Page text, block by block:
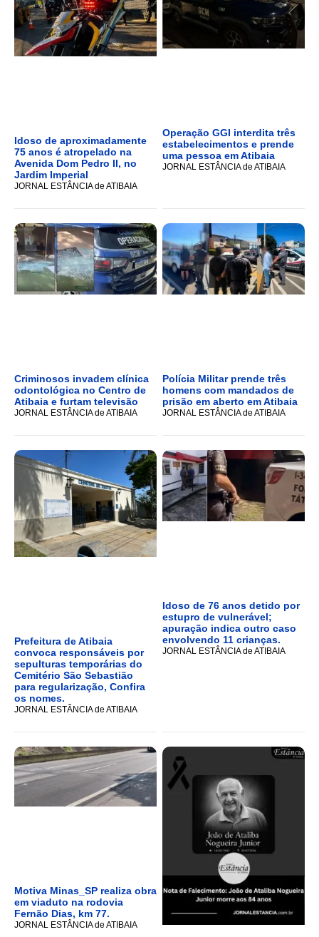
Idoso de aproximadamente
75 anos é atropelado na
Avenida Dom Pedro II, no
Jardim Imperial
JORNAL ESTÂNCIA de ATIBAIA
Operação GGI interdita três
estabelecimentos e prende
uma pessoa em Atibaia
JORNAL ESTÂNCIA de ATIBAIA
Criminosos invadem clínica
odontológica no Centro de
Atibaia e furtam televisão
JORNAL ESTÂNCIA de ATIBAIA
Polícia Militar prende três
homens com mandados de
prisão em aberto em Atibaia
JORNAL ESTÂNCIA de ATIBAIA
Prefeitura de Atibaia
convoca responsáveis por
sepulturas temporárias do
Cemitério São Sebastião
para regularização, Confira
os nomes.
JORNAL ESTÂNCIA de ATIBAIA
Idoso de 76 anos detido por
estupro de vulnerável;
apuração indica outro caso
envolvendo 11 crianças.
JORNAL ESTÂNCIA de ATIBAIA
Motiva Minas_SP realiza obra
em viaduto na rodovia
Fernão Dias, km 77.
JORNAL ESTÂNCIA de ATIBAIA